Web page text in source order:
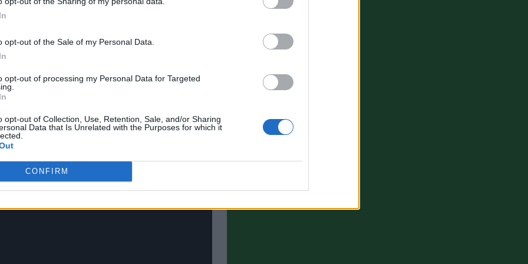
opt-out of the Sale of my Personal Data.
opt-out of processing my Personal Data for Targeted
opt-out of Collection, Use, Retention, Sale, and/or Sharing
Data that Is Unrelated with the Purposes for which it
CONFIRM
di entrare in condizione, servono pazienza e fiducia,
con grande tranquillità si va verso la nuova
mercato? Ha lavorato bene la Juventus,
Juventus si è attrezzata bene, Vlahovic può essere